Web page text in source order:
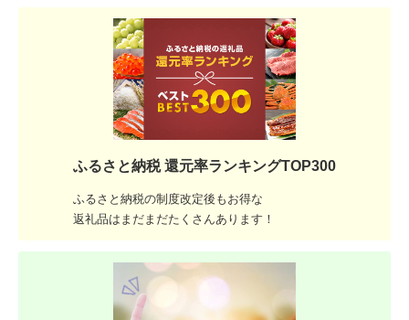
ふるさと納税 還元率ランキングTOP300
ふるさと納税の制度改定後もお得な
返礼品はまだまだたくさんあります！